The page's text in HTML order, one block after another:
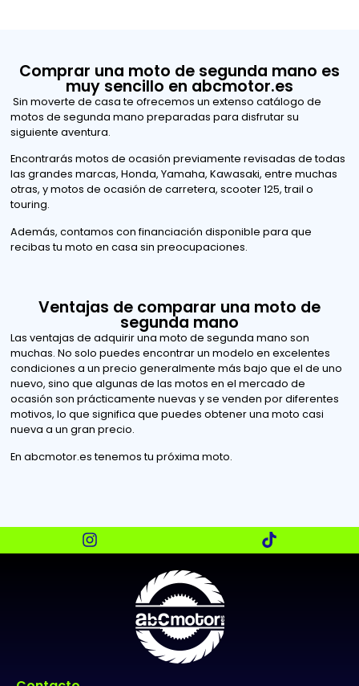
Comprar una moto de segunda mano es
muy sencillo en abcmotor.es
Sin moverte de casa te ofrecemos un extenso catálogo de
motos de segunda mano preparadas para disfrutar su
siguiente aventura.
Encontrarás motos de ocasión previamente revisadas de todas
las grandes marcas, Honda, Yamaha, Kawasaki, entre muchas
otras, y motos de ocasión de carretera, scooter 125, trail o
touring.
Además, contamos con financiación disponible para que
recibas tu moto en casa sin preocupaciones.
Ventajas de comparar una moto de
segunda mano
Las ventajas de adquirir una moto de segunda mano son
muchas. No solo puedes encontrar un modelo en excelentes
condiciones a un precio generalmente más bajo que el de uno
nuevo, sino que algunas de las motos en el mercado de
ocasión son prácticamente nuevas y se venden por diferentes
motivos, lo que significa que puedes obtener una moto casi
nueva a un gran precio.
En abcmotor.es tenemos tu próxima moto.